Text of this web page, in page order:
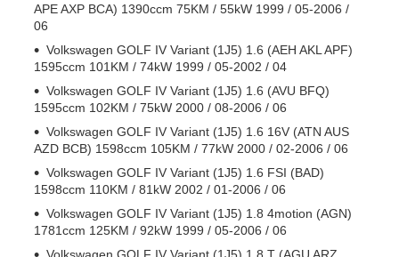
APE AXP BCA) 1390ccm 75KM / 55kW 1999 / 05-2006 /
06
Volkswagen GOLF IV Variant (1J5) 1.6 (AEH AKL APF)
1595ccm 101KM / 74kW 1999 / 05-2002 / 04
Volkswagen GOLF IV Variant (1J5) 1.6 (AVU BFQ)
1595ccm 102KM / 75kW 2000 / 08-2006 / 06
Volkswagen GOLF IV Variant (1J5) 1.6 16V (ATN AUS
AZD BCB) 1598ccm 105KM / 77kW 2000 / 02-2006 / 06
Volkswagen GOLF IV Variant (1J5) 1.6 FSI (BAD)
1598ccm 110KM / 81kW 2002 / 01-2006 / 06
Volkswagen GOLF IV Variant (1J5) 1.8 4motion (AGN)
1781ccm 125KM / 92kW 1999 / 05-2006 / 06
Volkswagen GOLF IV Variant (1J5) 1.8 T (AGU ARZ